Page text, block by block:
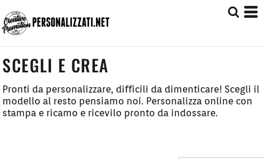
SCEGLI E CREA
Pronti da personalizzare, difficili da dimenticare! Scegli il
modello al resto pensiamo noi. Personalizza online con
stampa e ricamo e ricevilo pronto da indossare.
Default
Prezzo: Dal più Basso
Prezzo: Dal più Alto
Date Added